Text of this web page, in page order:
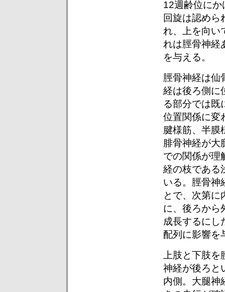
12週齢位に
回旋は認めら
れ、上を向い
れは脛骨神経
を与える。
脛骨神経は仙
経は後ろ側に
る部分では既
位置関係に変
腱様筋、半膜
腓骨神経が大
での関係が理
経の枝である
いる。脛骨神
とで、次第に
に、後ろから
成長するにし
配列に影響を
上肢と下肢
神経が後ろと
内側。大腿神